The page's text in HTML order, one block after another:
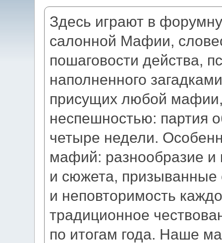
Здесь играют в
салонной Мафии,
пошаговости действа,
наполненного
присущих любой
неспешностью: партия
четыре недели.
мафий: разнообразие и
и сюжета, призыванные
и неповторимость
традиционное
по итогам года. Наше